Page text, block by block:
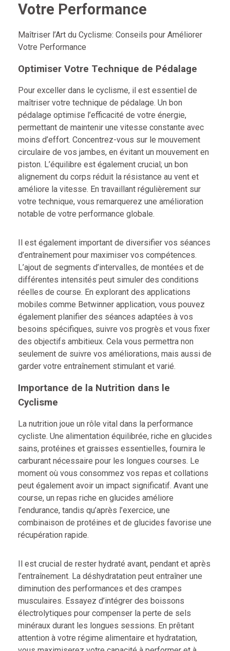
Votre Performance
Maîtriser l’Art du Cyclisme: Conseils pour Améliorer
Votre Performance
Optimiser Votre Technique de Pédalage
Pour exceller dans le cyclisme, il est essentiel de
maîtriser votre technique de pédalage. Un bon
pédalage optimise l’efficacité de votre énergie,
permettant de maintenir une vitesse constante avec
moins d’effort. Concentrez-vous sur le mouvement
circulaire de vos jambes, en évitant un mouvement en
piston. L’équilibre est également crucial; un bon
alignement du corps réduit la résistance au vent et
améliore la vitesse. En travaillant régulièrement sur
votre technique, vous remarquerez une amélioration
notable de votre performance globale.
Il est également important de diversifier vos séances
d’entraînement pour maximiser vos compétences.
L’ajout de segments d’intervalles, de montées et de
différentes intensités peut simuler des conditions
réelles de course. En explorant des applications
mobiles comme Betwinner application, vous pouvez
également planifier des séances adaptées à vos
besoins spécifiques, suivre vos progrès et vous fixer
des objectifs ambitieux. Cela vous permettra non
seulement de suivre vos améliorations, mais aussi de
garder votre entraînement stimulant et varié.
Importance de la Nutrition dans le
Cyclisme
La nutrition joue un rôle vital dans la performance
cycliste. Une alimentation équilibrée, riche en glucides
sains, protéines et graisses essentielles, fournira le
carburant nécessaire pour les longues courses. Le
moment où vous consommez vos repas et collations
peut également avoir un impact significatif. Avant une
course, un repas riche en glucides améliore
l’endurance, tandis qu’après l’exercice, une
combinaison de protéines et de glucides favorise une
récupération rapide.
Il est crucial de rester hydraté avant, pendant et après
l’entraînement. La déshydratation peut entraîner une
diminution des performances et des crampes
musculaires. Essayez d’intégrer des boissons
électrolytiques pour compenser la perte de sels
minéraux durant les longues sessions. En prêtant
attention à votre régime alimentaire et hydratation,